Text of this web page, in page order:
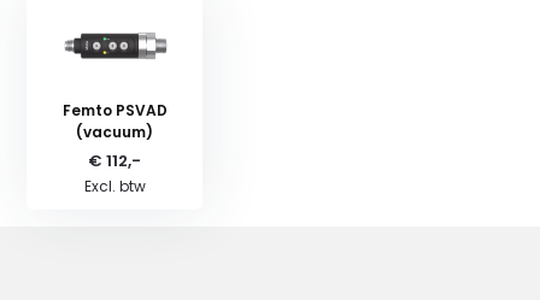
Femto PSVAD
(vacuum)
€ 112,-
Excl. btw